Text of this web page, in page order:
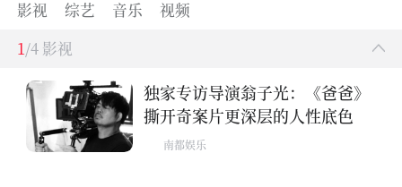
影视 综艺 音乐
视频
1/4 影视
独家专访导演翁子光：《爸爸》
撕开奇案片更深层的人性底色
南都娱乐